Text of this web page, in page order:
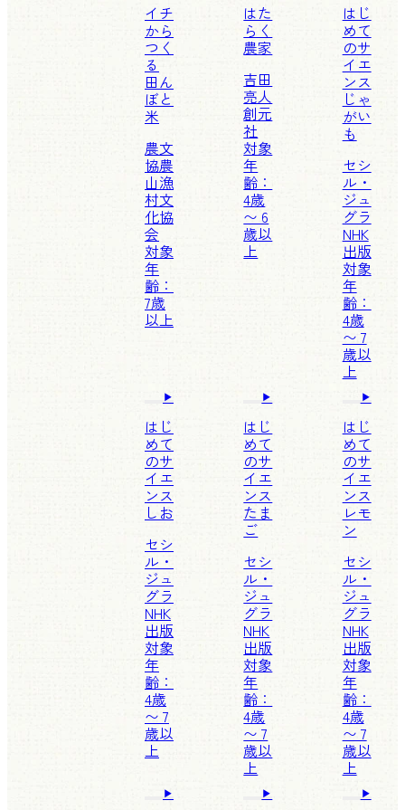
イチ
から
つく
る
田ん
ぼと
米
農文
協農
山漁
村文
化協
会
対象
年
齢：
7歳
以上
はた
らく
農家
吉田
亮人
創元
社
対象
年
齢：
4歳
〜 6
歳以
上
はじ
めて
のサ
イエ
ンス
じゃ
がい
も
セシ
ル・
ジュ
グラ
NHK
出版
対象
年
齢：
4歳
〜 7
歳以
上
はじ
めて
のサ
イエ
ンス
しお
セシ
ル・
ジュ
グラ
NHK
出版
対象
年
齢：
4歳
〜 7
歳以
上
はじ
めて
のサ
イエ
ンス
たま
ご
セシ
ル・
ジュ
グラ
NHK
出版
対象
年
齢：
4歳
〜 7
歳以
上
はじ
めて
のサ
イエ
ンス
レモ
ン
セシ
ル・
ジュ
グラ
NHK
出版
対象
年
齢：
4歳
〜 7
歳以
上